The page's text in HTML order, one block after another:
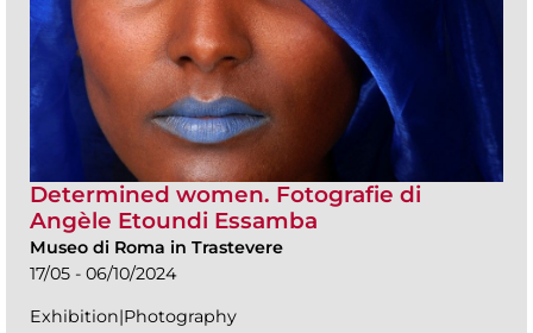
Determined women. Fotografie di
Angèle Etoundi Essamba
Museo di Roma in Trastevere
17/05 - 06/10/2024
Exhibition|Photography